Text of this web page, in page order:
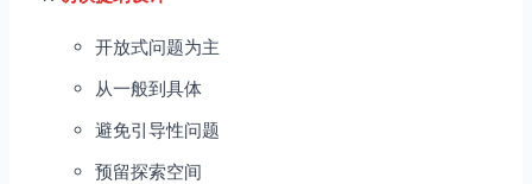
开放式问题为主
从一般到具体
避免引导性问题
预留探索空间